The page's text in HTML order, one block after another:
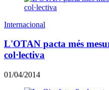
Internacional
L'OTAN pacta més
col·lectiva
01/04/2014